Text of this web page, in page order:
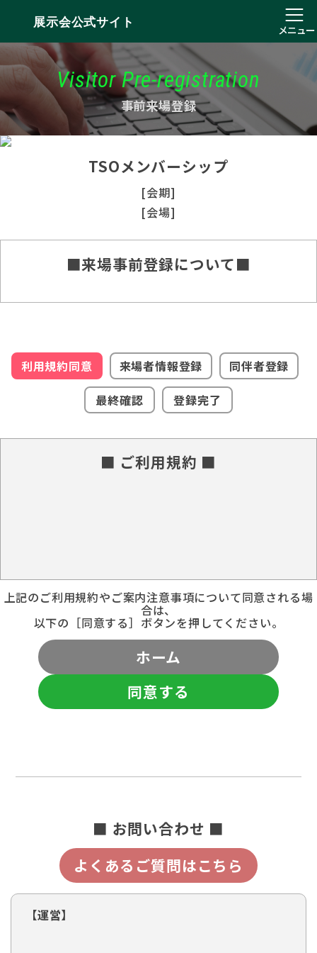
展示会公式サイト
メニュー
Visitor Pre-registration
事前来場登録
TSOメンバーシップ
[会期]
[会場]
■来場事前登録について■
利用規約同意 来場者情報登録
同伴者登録
最終確認
登録完了
■ ご利用規約 ■
上記のご利用規約やご案内注意事項について同意される場
合は、
以下の［同意する］ボタンを押してください。
ホーム
同意する
■ お問い合わせ ■
よくあるご質問はこちら
【運営】